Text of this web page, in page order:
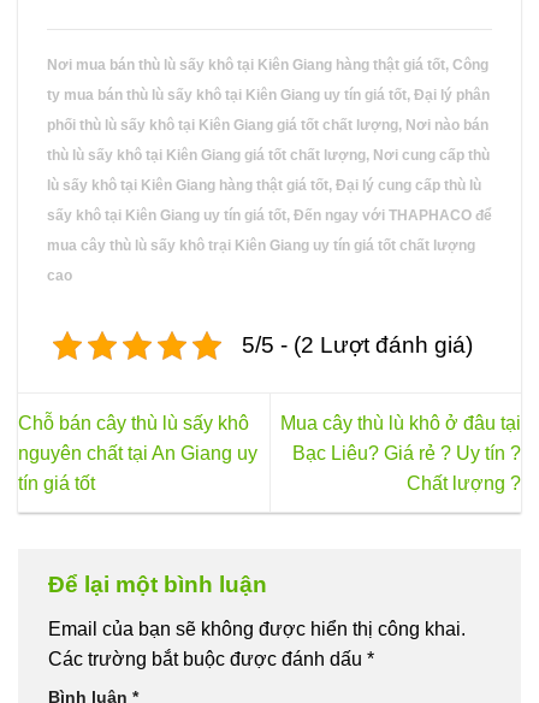
Nơi mua bán thù lù sấy khô tại Kiên Giang hàng thật giá tốt, Công
ty mua bán thù lù sấy khô tại Kiên Giang uy tín giá tốt, Đại lý phân
phối thù lù sấy khô tại Kiên Giang giá tốt chất lượng, Nơi nào bán
thù lù sấy khô tại Kiên Giang giá tốt chất lượng, Nơi cung cấp thù
lù sấy khô tại Kiên Giang hàng thật giá tốt, Đại lý cung cấp thù lù
sấy khô tại Kiên Giang uy tín giá tốt, Đến ngay với THAPHACO để
mua cây thù lù sấy khô trại Kiên Giang uy tín giá tốt chất lượng
cao
5/5 - (2 Lượt đánh giá)
Chỗ bán cây thù lù sấy khô
nguyên chất tại An Giang uy
tín giá tốt
Mua cây thù lù khô ở đâu tại
Bạc Liêu? Giá rẻ ? Uy tín ?
Chất lượng ?
Để lại một bình luận
Email của bạn sẽ không được hiển thị công khai.
Các trường bắt buộc được đánh dấu *
Bình luận *